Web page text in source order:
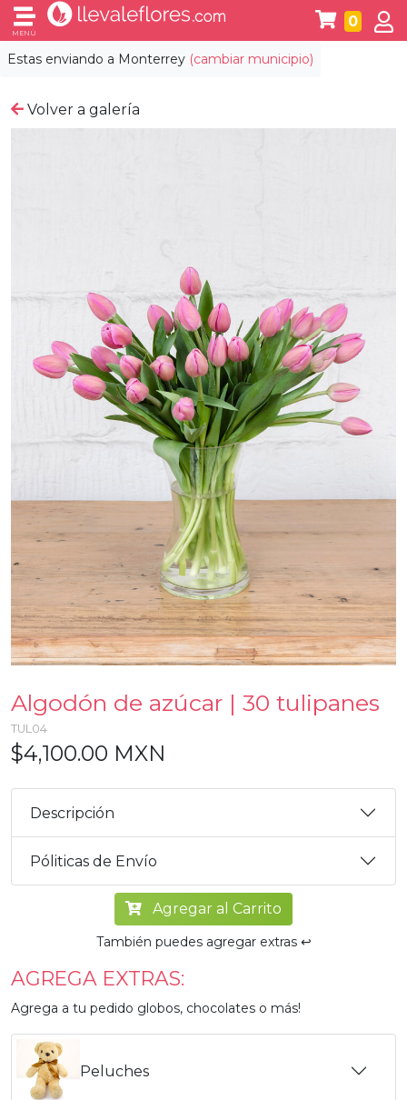
Estas enviando a Monterrey (cambiar municipio)
MENÚ
0
Volver a galería
Algodón de azúcar | 30 tulipanes
TUL04
$4,100.00 MXN
Descripción
Póliticas de Envío
Agregar al Carrito
También puedes agregar extras ↩️
AGREGA EXTRAS:
Agrega a tu pedido globos, chocolates o más!
Peluches